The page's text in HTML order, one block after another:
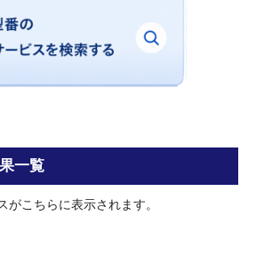
一覧
がこちらに表示されます。